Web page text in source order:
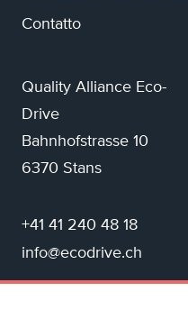
Contatto
Quality Alliance Eco-
Drive
Bahnhofstrasse 10
6370 Stans
+41 41 240 48 18
info@ecodrive.ch